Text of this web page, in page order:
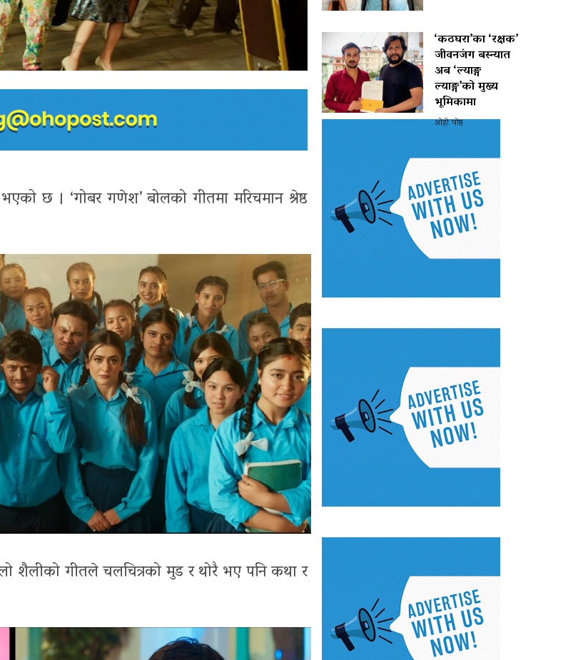
छ । ‘गोबर गणेश’ बोलको गीतमा मरिचमान श्रेष्ठ
शैलीको गीतले चलचित्रको मुड र थोरै भए पनि कथा र
‘कठघरा’का ‘रक्षक’
जीवनजंग बस्न्यात
अब ‘ल्याङ्ग
ल्याङ्ग’को मुख्य
भूमिकामा
ओहो पोष्ट